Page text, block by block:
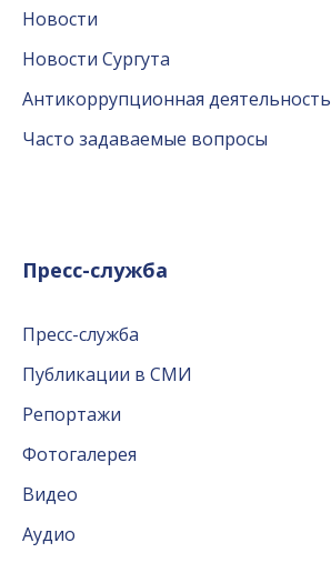
Новости
Новости Сургута
Антикоррупционная деятельность
Часто задаваемые вопросы
Пресс-служба
Пресс-служба
Публикации в СМИ
Репортажи
Фотогалерея
Видео
Аудио